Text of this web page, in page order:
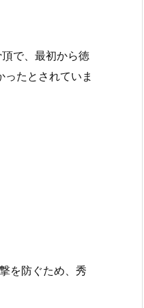
で、最初から徳
たとされていま
を防ぐため、秀